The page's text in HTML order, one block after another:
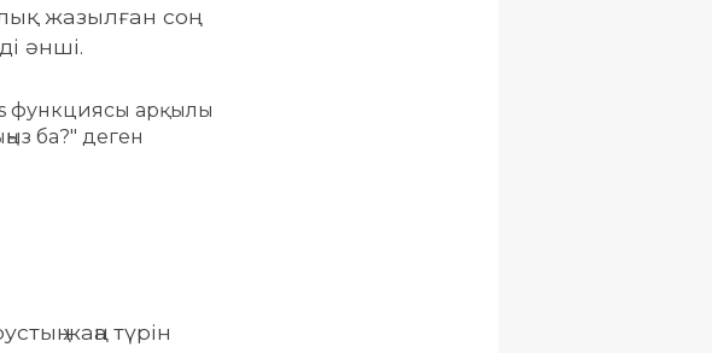
жазылған соң
әнші.
функциясы арқылы
ба?" деген
жаңа түрін